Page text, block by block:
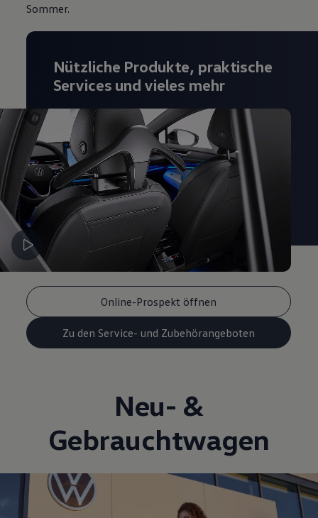
Sommer.
Online-Prospekt öffnen
Zu den Service- und Zubehörangeboten
Nützliche Produkte, praktische
Services und vieles mehr
Neu- &
Gebrauchtwagen